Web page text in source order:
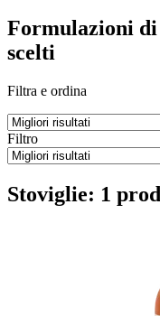
Formulazioni
scelti
Filtra e ordina
Filtro
Stoviglie: 1